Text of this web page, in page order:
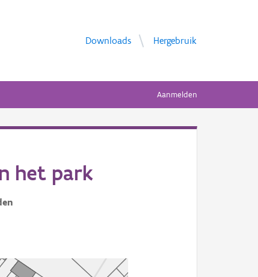
Downloads Hergebruik
Aanmelden
het park